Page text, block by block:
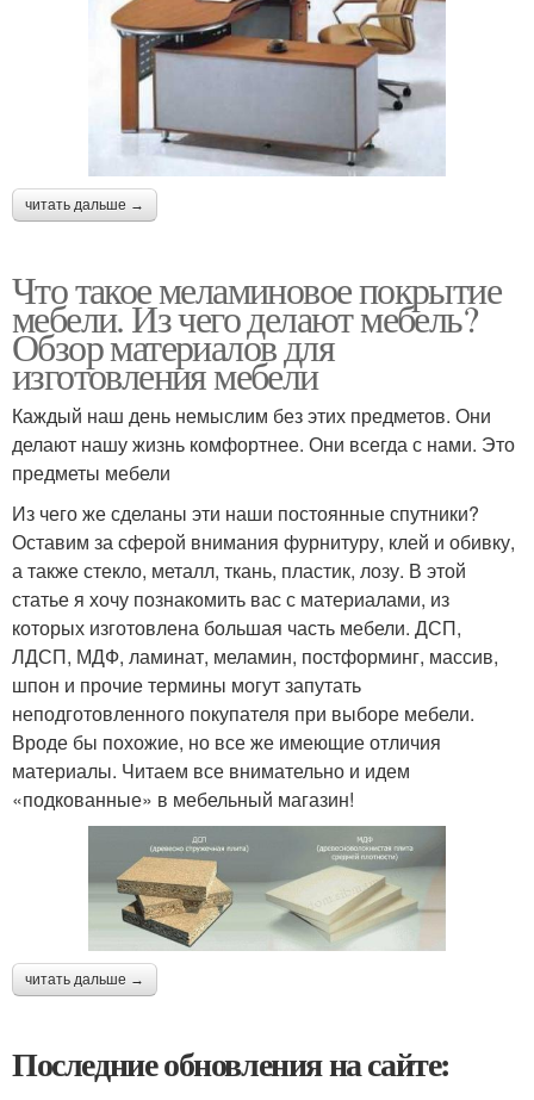
читать дальше →
Что такое меламиновое покрытие
мебели. Из чего делают мебель?
Обзор материалов для
изготовления мебели
Каждый наш день немыслим без этих предметов. Они
делают нашу жизнь комфортнее. Они всегда с нами. Это
предметы мебели
Из чего же сделаны эти наши постоянные спутники?
Оставим за сферой внимания фурнитуру, клей и обивку,
а также стекло, металл, ткань, пластик, лозу. В этой
статье я хочу познакомить вас с материалами, из
которых изготовлена большая часть мебели. ДСП,
ЛДСП, МДФ, ламинат, меламин, постформинг, массив,
шпон и прочие термины могут запутать
неподготовленного покупателя при выборе мебели.
Вроде бы похожие, но все же имеющие отличия
материалы. Читаем все внимательно и идем
«подкованные» в мебельный магазин!
читать дальше →
Последние обновления на сайте: